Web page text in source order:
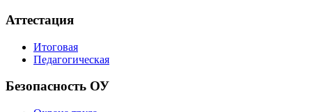
Аттестация
Итоговая
Педагогическая
Безопасность ОУ